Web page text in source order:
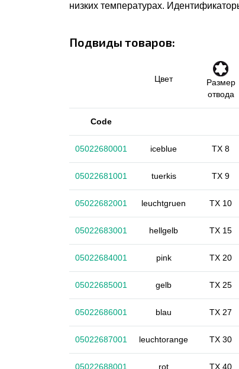
низких температурах.
Подвиды товаров:
Цвет
Размер
отвода
Code
05022680001 iceblue TX 8
05022681001 tuerkis TX 9
05022682001 leuchtgruen TX 10
05022683001 hellgelb TX 15
05022684001 pink TX 20
05022685001 gelb TX 25
05022686001 blau TX 27
05022687001 leuchtorange TX 30
05022688001 rot TX 40